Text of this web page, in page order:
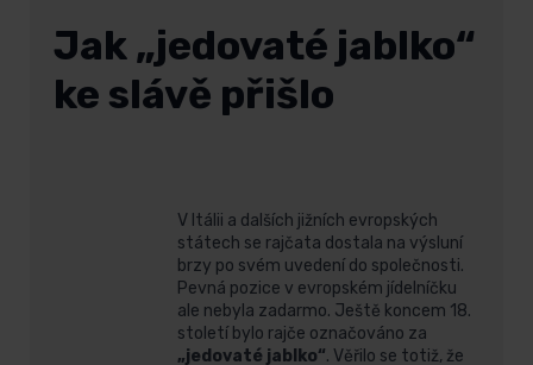
Jak „jedovaté jablko“
ke slávě přišlo
V Itálii a dalších jižních evropských
státech se rajčata dostala na výsluní
brzy po svém uvedení do společnosti.
Pevná pozice v evropském jídelníčku
ale nebyla zadarmo. Ještě koncem 18.
století bylo rajče označováno za
„jedovaté jablko“. Věřilo se totiž, že